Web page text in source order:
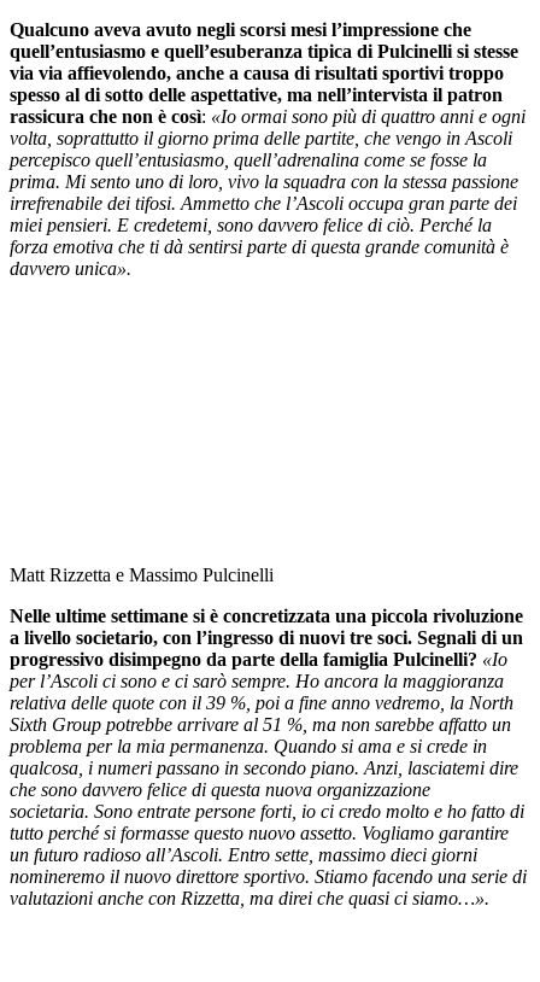
Qualcuno aveva avuto negli scorsi mesi l’impressione che
quell’entusiasmo e quell’esuberanza tipica di Pulcinelli si stesse
via via affievolendo, anche a causa di risultati sportivi troppo
spesso al di sotto delle aspettative, ma nell’intervista il patron
rassicura che non è così: «Io ormai sono più di quattro anni e ogni
volta, soprattutto il giorno prima delle partite, che vengo in Ascoli
percepisco quell’entusiasmo, quell’adrenalina come se fosse la
prima. Mi sento uno di loro, vivo la squadra con la stessa passione
irrefrenabile dei tifosi. Ammetto che l’Ascoli occupa gran parte dei
miei pensieri. E credetemi, sono davvero felice di ciò. Perché la
forza emotiva che ti dà sentirsi parte di questa grande comunità è
davvero unica».
Matt Rizzetta e Massimo Pulcinelli
Nelle ultime settimane si è concretizzata una piccola rivoluzione
a livello societario, con l’ingresso di nuovi tre soci. Segnali di un
progressivo disimpegno da parte della famiglia Pulcinelli? «Io
per l’Ascoli ci sono e ci sarò sempre. Ho ancora la maggioranza
relativa delle quote con il 39 %, poi a fine anno vedremo, la North
Sixth Group potrebbe arrivare al 51 %, ma non sarebbe affatto un
problema per la mia permanenza. Quando si ama e si crede in
qualcosa, i numeri passano in secondo piano. Anzi, lasciatemi dire
che sono davvero felice di questa nuova organizzazione
societaria. Sono entrate persone forti, io ci credo molto e ho fatto di
tutto perché si formasse questo nuovo assetto. Vogliamo garantire
un futuro radioso all’Ascoli. Entro sette, massimo dieci giorni
nomineremo il nuovo direttore sportivo. Stiamo facendo una serie di
valutazioni anche con Rizzetta, ma direi che quasi ci siamo…».